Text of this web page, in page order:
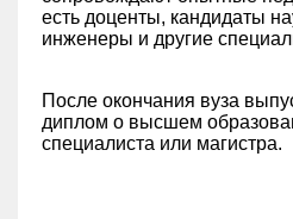
есть доценты, кандидаты
инженеры и другие
После окончания вуза
диплом о высшем
специалиста или магистра.